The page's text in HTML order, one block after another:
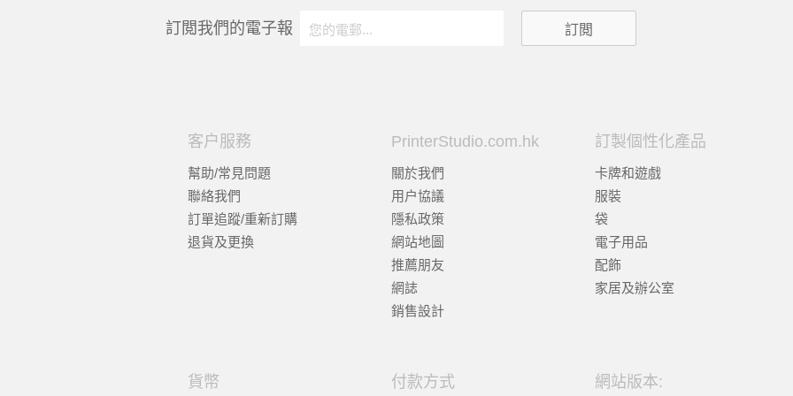
訂閲我們的電子報
客户服務
幫助/常見問題
聯絡我們
訂單追蹤/重新訂購
退貨及更換
PrinterStudio.com.hk
關於我們
用户協議
隱私政策
網站地圖
推薦朋友
網誌
銷售設計
訂製個性化產品
卡牌和遊戲
服裝
袋
電子用品
配飾
家居及辦公室
貨幣 付款方式 網站版本: